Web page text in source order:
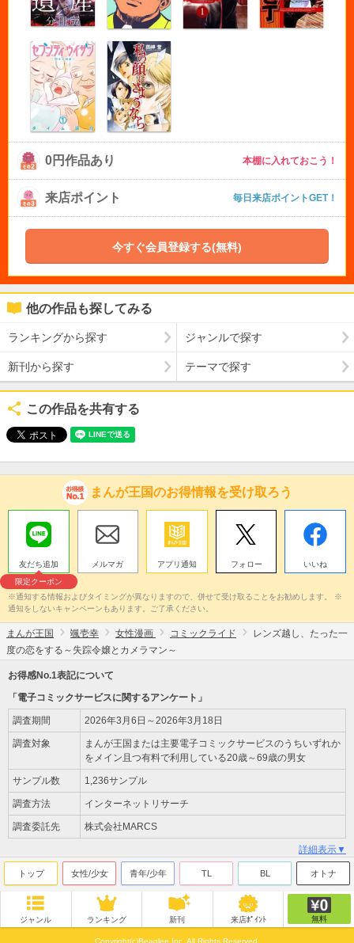
0円作品あり 本棚に入れておこう！
来店ポイント 毎日来店ポイントGET！
今すぐ会員登録する(無料)
他の作品も探してみる
ランキングから探す ジャンルで探す
新刊から探す テーマで探す
この作品を共有する
まんが王国のお得情報を受け取ろう
友だち追加
限定クーポン
メルマガ アプリ通知 フォロー いいね
※通知する情報およびタイミングが異なりますので、併せて受け取ることをお勧めします。 ※
通知をしないキャンペーンもあります。ご了承ください。
まんが王国 颯壱幸 女性漫画 コミックライド
レンズ越し、たった一
度の恋をする～失踪令嬢とカメラマン～
お得感No.1表記について
「電子コミックサービスに関するアンケート」
調査期間 2026年3月6日～2026年3月18日
調査対象
まんが王国または主要電子コミックサービスのうちいずれか
をメイン且つ有料で利用している20歳～69歳の男女
サンプル数 1,236サンプル
調査方法 インターネットリサーチ
調査委託先 株式会社MARCS
詳細表示▼
トップ 女性/少女 青年/少年 TL BL オトナ
ジャンル ランキング 新刊 来店ﾎﾟｲﾝﾄ 無料
Copyright(c)Beaglee Inc. All Rights Reserved.